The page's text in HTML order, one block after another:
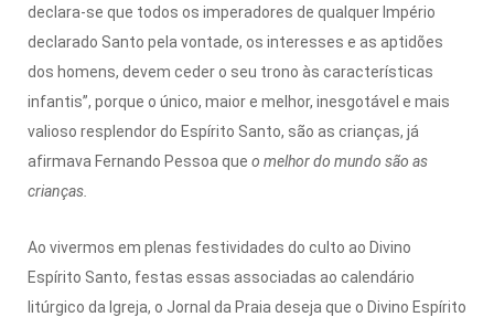
declara-se que todos os imperadores de qualquer Império
declarado Santo pela vontade, os interesses e as aptidões
dos homens, devem ceder o seu trono às características
infantis”, porque o único, maior e melhor, inesgotável e mais
valioso resplendor do Espírito Santo, são as crianças, já
afirmava Fernando Pessoa que o melhor do mundo são as
crianças.
Ao vivermos em plenas festividades do culto ao Divino
Espírito Santo, festas essas associadas ao calendário
litúrgico da Igreja, o Jornal da Praia deseja que o Divino Espírito